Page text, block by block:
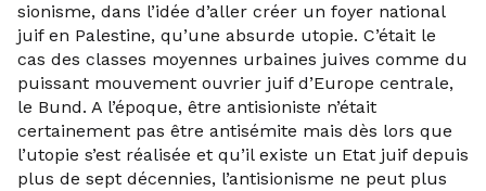
sionisme, dans l’idée d’aller créer un foyer national
juif en Palestine, qu’une absurde utopie. C’était le
cas des classes moyennes urbaines juives comme du
puissant mouvement ouvrier juif d’Europe centrale,
le Bund. A l’époque, être antisioniste n’était
certainement pas être antisémite mais dès lors que
l’utopie s’est réalisée et qu’il existe un Etat juif depuis
plus de sept décennies, l’antisionisme ne peut plus